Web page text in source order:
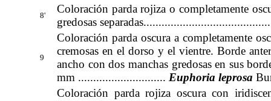
8'
Coloración parda rojiza o completamente
gredosas
9
Coloración parda oscura a completamente
cremosas en el dorso y el vientre. Borde
ancho con dos manchas gredosas en sus
mm ............................. Euphoria leprosa
Coloración parda rojiza oscura con